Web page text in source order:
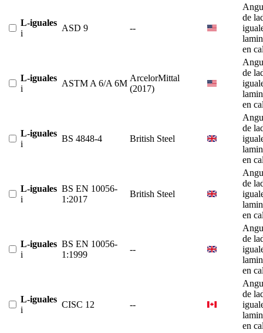
L-iguales
i
ASD 9 --
de
en
L-iguales
i
ASTM A 6/A 6M
ArcelorMittal
(2017)
de
en
L-iguales
i
BS 4848-4 British Steel
de
en
L-iguales
i
BS EN 10056-
1:2017
British Steel
de
en
L-iguales
i
BS EN 10056-
1:1999
--
de
en
L-iguales
i
CISC 12 --
de
en